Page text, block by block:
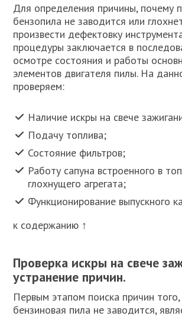
Для определения причины, почему
бензопила не заводится или
произвести дефектовку
процедуры заключается в
осмотре состояния и работы
элементов двигателя пилы. На
проверяем:
Наличие искры на свече
Подачу топлива;
Состояние фильтров;
Работу сапуна встроенного в
глохнущего агрегата;
Функционирование выпускного
к содержанию ↑
Проверка искры на свече
устранение причин.
Первым этапом поиска причин
бензиновая пила не заводится,